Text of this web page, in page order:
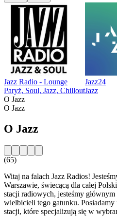
Jazz Radio - Lounge
Paryż, Soul, Jazz, Chillout
Jazz24
Jazz
O Jazz
O Jazz
O Jazz
(65)
Witaj na falach Jazz Radios!
Warszawie, świecącą dla całej
stacji radiowych, jesteśmy
wielbicieli tego gatunku.
stacji, które specjalizują się w